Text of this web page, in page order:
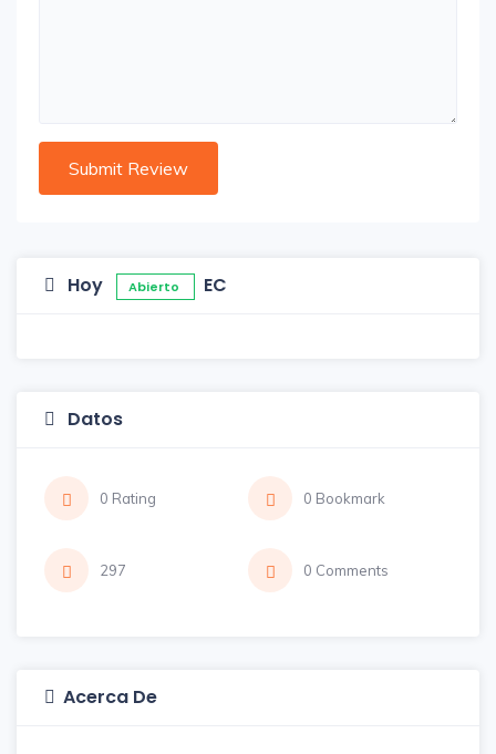
Hoy Abierto EC
Datos
0 Rating 0 Bookmark
297 0 Comments
Acerca De